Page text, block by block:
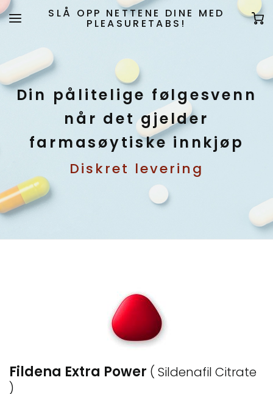
SLÅ OPP NETTENE DINE MED
PLEASURETABS!
Din pålitelige følgesvenn
når det gjelder
farmasøytiske innkjøp
Diskret levering
Fildena Extra Power ( Sildenafil Citrate
)